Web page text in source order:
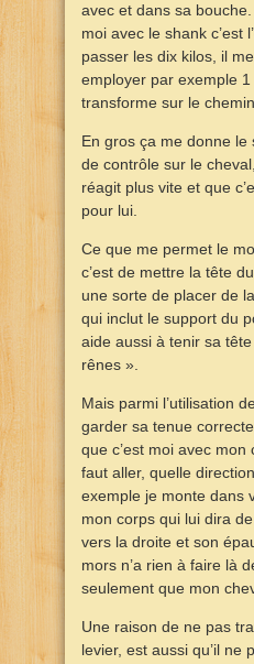
avec et dans sa
moi avec le shank c’est
passer les dix kilos, il
employer par exemple
transforme sur le
En gros ça me donne le
de contrôle sur le
réagit plus vite et que
pour lui.
Ce que me permet le
c’est de mettre la tête
une sorte de placer de
qui inclut le support du
aide aussi à tenir sa
rênes ».
Mais parmi l’utilisation
garder sa tenue
que c’est moi avec
faut aller, quelle
exemple je monte dans
mon corps qui lui dira
vers la droite et son
mors n’a rien à faire là
seulement que mon
Une raison de ne pas
levier, est aussi qu’il ne